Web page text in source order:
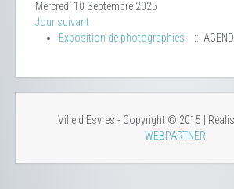
Mercredi 10 Septembre 2025
Jour suivant
Exposition de photographies
::
Ville d'Esvres - Copyright © 2015 |
WEBPARTNER